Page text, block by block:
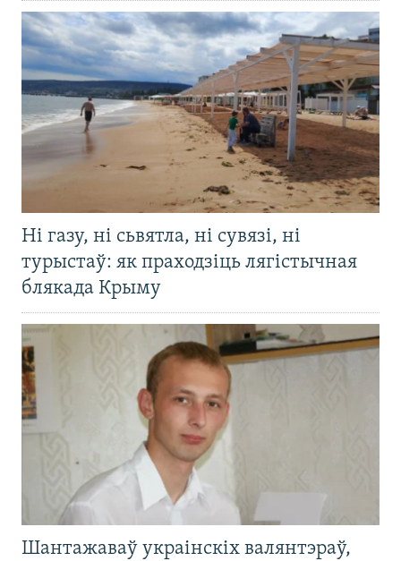
Ні газу, ні сьвятла, ні сувязі, ні
турыстаў: як праходзіць лягістычная
блякада Крыму
Шантажаваў украінскіх валянтэраў,